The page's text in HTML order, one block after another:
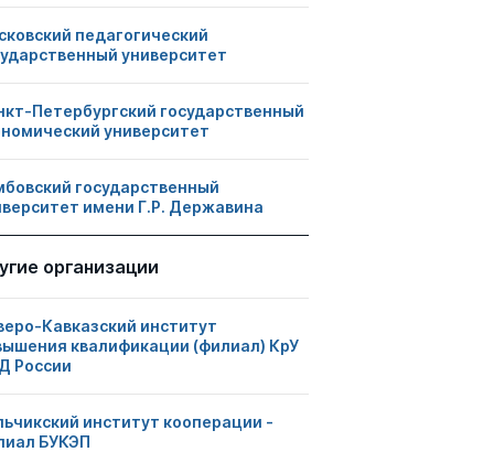
педагогический
университет
Петербургский государственный
университет
государственный
имени Г.Р. Державина
организации
Кавказский институт
квалификации (филиал) КрУ
России
институт кооперации -
БУКЭП